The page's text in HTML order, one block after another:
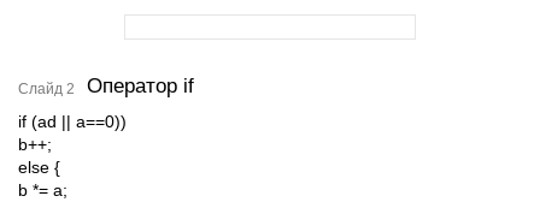
Слайд 2 Оператор if
if (аd || a==0))
b++;
else {
b *= a;